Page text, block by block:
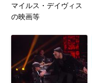
マイルス・デイヴィス
の映画等